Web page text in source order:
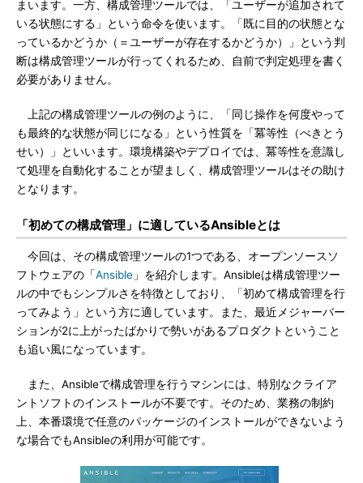
まいます。一方、構成管理ツールでは、「ユーザーが追加されて
いる状態にする」という命令を使います。「既に目的の状態とな
っているかどうか（＝ユーザーが存在するかどうか）」という判
断は構成管理ツールが行ってくれるため、自前で判定処理を書く
必要がありません。
上記の構成管理ツールの例のように、「同じ操作を何度やって
も最終的な状態が同じになる」という性質を「冪等性（べきとう
せい）」といいます。環境構築やデプロイでは、冪等性を意識し
て処理を自動化することが望ましく、構成管理ツールはその助け
となります。
「初めての構成管理」に適しているAnsibleとは
今回は、その構成管理ツールの1つである、オープンソースソ
フトウェアの「Ansible 」を紹介します。Ansibleは構成管理ツー
ルの中でもシンプルさを特徴としており、「初めて構成管理を行
ってみよう」という方に適しています。また、最近メジャーバー
ションが2に上がったばかりで勢いがあるプロダクトということ
も追い風になっています。
また、Ansibleで構成管理を行うマシンには、特別なクライア
ントソフトのインストールが不要です。そのため、業務の制約
上、本番環境で任意のパッケージのインストールができないよう
な場合でもAnsibleの利用が可能です。